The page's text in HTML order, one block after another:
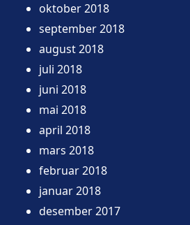
oktober 2018
september 2018
august 2018
juli 2018
juni 2018
mai 2018
april 2018
mars 2018
februar 2018
januar 2018
desember 2017